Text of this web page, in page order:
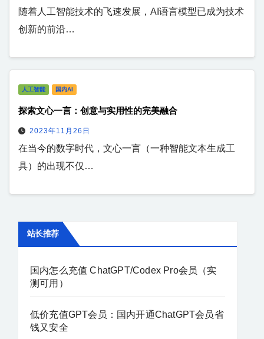
随着人工智能技术的飞速发展，AI语言模型已成为技术
创新的前沿…
人工智能 国内AI
探索文心一言：创意与实用性的完美融合
2023年11月26日
在当今的数字时代，文心一言（一种智能文本生成工
具）的出现不仅…
站长推荐
国内怎么充值 ChatGPT/Codex Pro会员（实
测可用）
低价充值GPT会员：国内开通ChatGPT会员省
钱又安全